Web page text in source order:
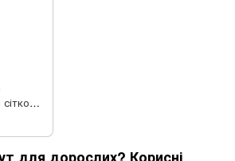
сіткою
для дорослих? Корисні